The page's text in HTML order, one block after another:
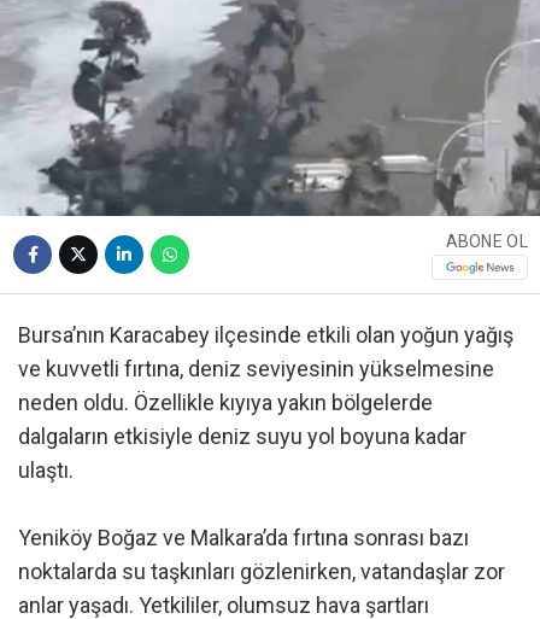
ABONE OL
Bursa’nın Karacabey ilçesinde etkili olan yoğun yağış
ve kuvvetli fırtına, deniz seviyesinin yükselmesine
neden oldu. Özellikle kıyıya yakın bölgelerde
dalgaların etkisiyle deniz suyu yol boyuna kadar
ulaştı.
Yeniköy Boğaz ve Malkara’da fırtına sonrası bazı
noktalarda su taşkınları gözlenirken, vatandaşlar zor
anlar yaşadı. Yetkililer, olumsuz hava şartları